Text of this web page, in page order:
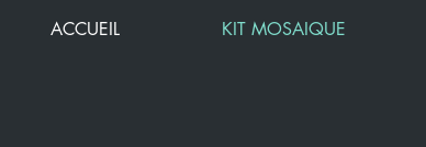
ACCUEIL KIT MOSAIQUE